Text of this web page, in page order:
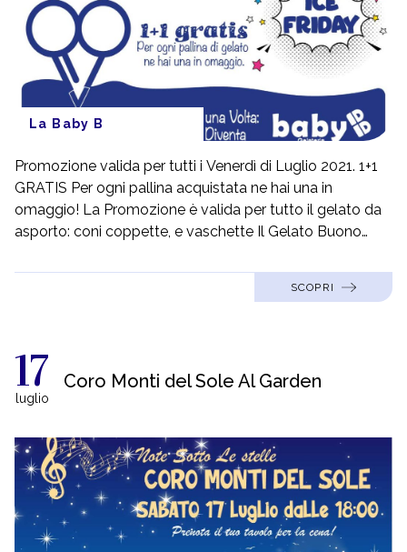
La Baby B
Promozione valida per tutti i Venerdì di Luglio 2021. 1+1
GRATIS Per ogni pallina acquistata ne hai una in
omaggio! La Promozione è valida per tutto il gelato da
asporto: coni coppette, e vaschette Il Gelato Buono
Diventa
SCOPRI
17
luglio
Coro Monti del Sole Al Garden